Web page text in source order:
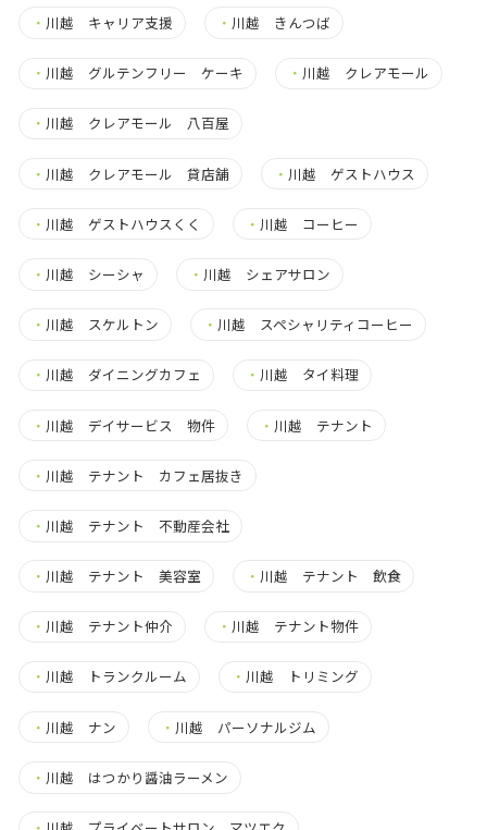
・ 川越 キャリア支援 ・ 川越 きんつば
・ 川越 グルテンフリー ケーキ ・ 川越 クレアモール
・ 川越 クレアモール 八百屋
・ 川越 クレアモール 貸店舗 ・ 川越 ゲストハウス
・ 川越 ゲストハウスくく ・ 川越 コーヒー
・ 川越 シーシャ ・ 川越 シェアサロン
・ 川越 スケルトン ・ 川越 スペシャリティコーヒー
・ 川越 ダイニングカフェ ・ 川越 タイ料理
・ 川越 デイサービス 物件 ・ 川越 テナント
・ 川越 テナント カフェ居抜き
・ 川越 テナント 不動産会社
・ 川越 テナント 美容室 ・ 川越 テナント 飲食
・ 川越 テナント仲介 ・ 川越 テナント物件
・ 川越 トランクルーム ・ 川越 トリミング
・ 川越 ナン ・ 川越 パーソナルジム
・ 川越 はつかり醤油ラーメン